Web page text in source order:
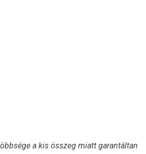
a kis összeg miatt garantáltan